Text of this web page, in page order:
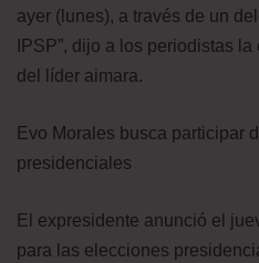
ayer (lunes), a través de un
IPSP”, dijo a los periodistas
del líder aimara.
Evo Morales busca participar
presidenciales
El expresidente anunció el
para las elecciones